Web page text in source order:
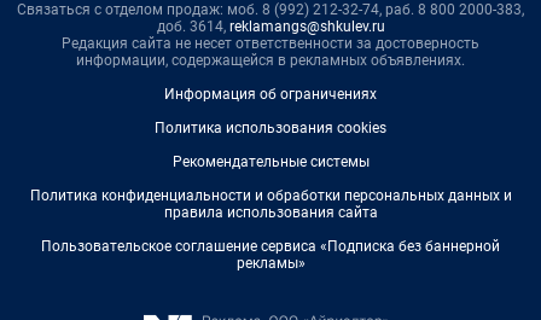
Связаться с отделом продаж: моб. 8 (992) 212-32-74, раб. 8 800 2000-383,
доб. 3614, reklamangs@shkulev.ru
Редакция сайта не несет ответственности за достоверность
информации, содержащейся в рекламных объявлениях.
Информация об ограничениях
Политика использования cookies
Рекомендательные системы
Политика конфиденциальности и обработки персональных данных и
правила использования сайта
Пользовательское соглашение сервиса «Подписка без баннерной
рекламы»